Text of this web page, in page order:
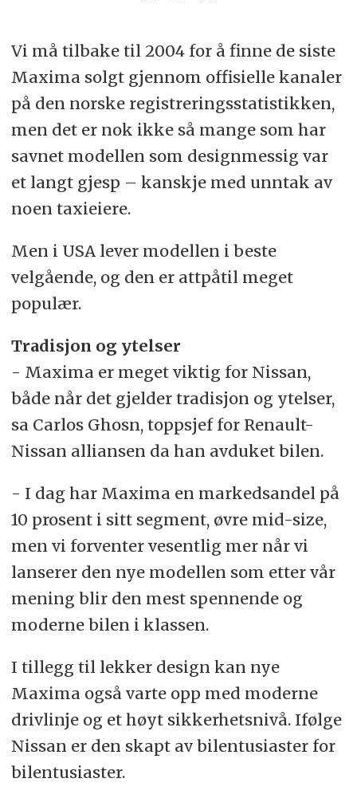
Vi må tilbake til 2004 for å finne de siste
Maxima solgt gjennom offisielle kanaler
på den norske registreringsstatistikken,
men det er nok ikke så mange som har
savnet modellen som designmessig var
et langt gjesp – kanskje med unntak av
noen taxieiere.
Men i USA lever modellen i beste
velgående, og den er attpåtil meget
populær.
Tradisjon og ytelser
- Maxima er meget viktig for Nissan,
både når det gjelder tradisjon og ytelser,
sa Carlos Ghosn, toppsjef for Renault-
Nissan alliansen da han avduket bilen.
- I dag har Maxima en markedsandel på
10 prosent i sitt segment, øvre mid-size,
men vi forventer vesentlig mer når vi
lanserer den nye modellen som etter vår
mening blir den mest spennende og
moderne bilen i klassen.
I tillegg til lekker design kan nye
Maxima også varte opp med moderne
drivlinje og et høyt sikkerhetsnivå. Ifølge
Nissan er den skapt av bilentusiaster for
bilentusiaster.